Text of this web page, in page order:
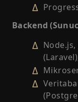
Backend